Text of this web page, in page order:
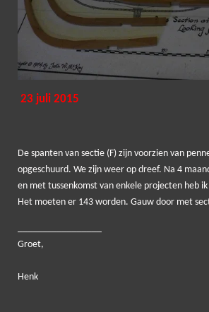
23 juli 2015
De spanten van sectie (F) zijn voorzien van
opgeschuurd. We zijn weer op dreef. Na 4
en met tussenkomst van enkele projecten heb
Het moeten er 143 worden. Gauw door met
Groet,
Henk